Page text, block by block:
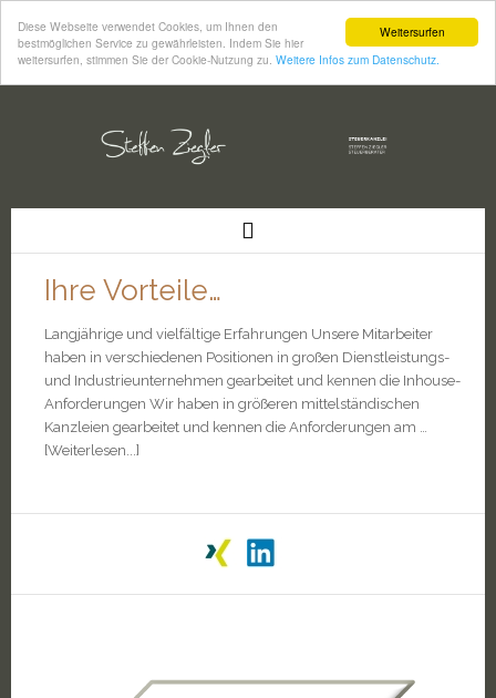
Weitersurfen
Diese Webseite verwendet Cookies, um Ihnen den
bestmöglichen Service zu gewährleisten. Indem Sie hier
weitersurfen, stimmen Sie der Cookie-Nutzung zu. Weitere Infos zum Datenschutz.
Ihre Vorteile…
Langjährige und vielfältige Erfahrungen Unsere Mitarbeiter
haben in verschiedenen Positionen in großen Dienstleistungs-
und Industrieunternehmen gearbeitet und kennen die Inhouse-
Anforderungen Wir haben in größeren mittelständischen
Kanzleien gearbeitet und kennen die Anforderungen am …
[Weiterlesen...]